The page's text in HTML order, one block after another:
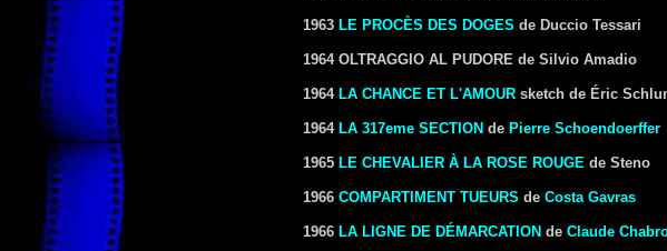
1963 LE PROCÈS DES DOGES de Duccio Tessari
1964 OLTRAGGIO AL PUDORE de Silvio Amadio
1964 LA CHANCE ET L'AMOUR sketch de Éric
1964 LA 317eme SECTION de Pierre Schoendoerffer
1965 LE CHEVALIER À LA ROSE ROUGE de Steno
1966 COMPARTIMENT TUEURS de Costa Gavras
1966 LA LIGNE DE DÉMARCATION de Claude